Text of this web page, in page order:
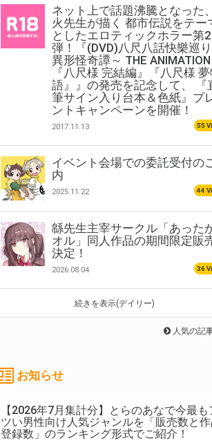
ネット上で話題沸騰となった
火先生が描く 都市伝説をテー
としたエロティックホラー第2
弾！『(DVD)八尺八話快樂巡
異形怪奇譚～ THE ANIMATION
『八尺様 完結編』『八尺様
語』』の発売を記念して、 『
筆サイン入り台本＆色紙』プ
ントキャンペーンを開催！
2017.11.13 55
イベント会場での委託受付の
内
2025.11.22 44
緜先生主宰サークル「あった
オル」同人作品の期間限定販
決定！
2026.08.04 36
続きを表示(デイリー)
人気の記
お知らせ
【2026年7月集計分】とらのあなで今最も
ツい男性向け人気ジャンルを「販売数と
登録数」のランキング形式でご紹介！